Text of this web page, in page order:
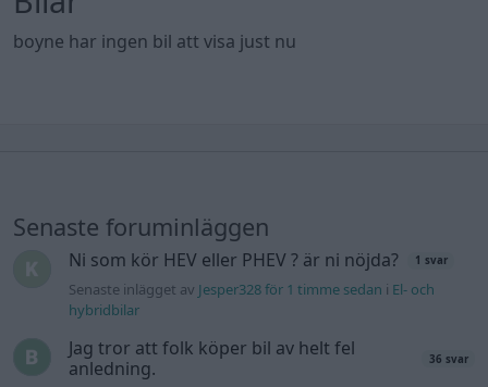
boyne har ingen bil att visa just nu
Senaste foruminläggen
Ni som kör HEV eller PHEV ? är ni nöjda? 1 svar
Senaste inlägget av Jesper328 för 1 timme sedan i El- och
hybridbilar
Jag tror att folk köper bil av helt fel
anledning.
36 svar